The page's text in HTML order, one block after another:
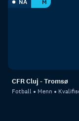
NÅ M
CFR Cluj - Tromsø
Fotball Menn